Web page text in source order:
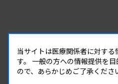
当サイトは医療関係者に対す
す。 一般の方への情報提供を
ので、あらかじめご了承くださ